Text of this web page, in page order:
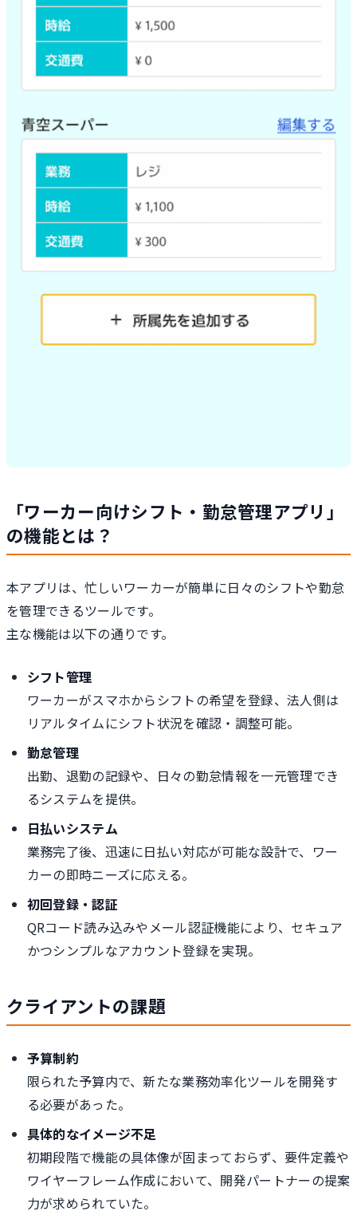
「ワーカー向けシフト・勤怠管理アプリ」
の機能とは？
本アプリは、忙しいワーカーが簡単に日々のシフトや勤怠
を管理できるツールです。
主な機能は以下の通りです。
シフト管理
ワーカーがスマホからシフトの希望を登録、法人側は
リアルタイムにシフト状況を確認・調整可能。
勤怠管理
出勤、退勤の記録や、日々の勤怠情報を一元管理でき
るシステムを提供。
日払いシステム
業務完了後、迅速に日払い対応が可能な設計で、ワー
カーの即時ニーズに応える。
初回登録・認証
QRコード読み込みやメール認証機能により、セキュア
かつシンプルなアカウント登録を実現。
クライアントの課題
予算制約
限られた予算内で、新たな業務効率化ツールを開発す
る必要があった。
具体的なイメージ不足
初期段階で機能の具体像が固まっておらず、要件定義や
ワイヤーフレーム作成において、開発パートナーの提案
力が求められていた。